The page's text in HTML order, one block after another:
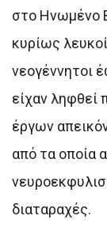
στο Ηνωμένο
κυρίως
νεογέννητοι
είχαν
έργων
από τα οποία
διαταραχές.